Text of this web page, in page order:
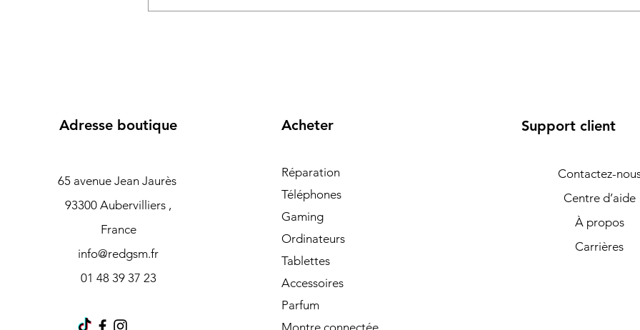
Adresse boutique
65 avenue Jean Jaurès
93300 Aubervilliers ,
France
info@redgsm.fr
01 48 39 37 23
Acheter
Réparation
Téléphones
Gaming
Ordinateurs
Tablettes
Accessoires
Parfum
Support client
Contactez-
Centre d’aide
À propos
Carrières